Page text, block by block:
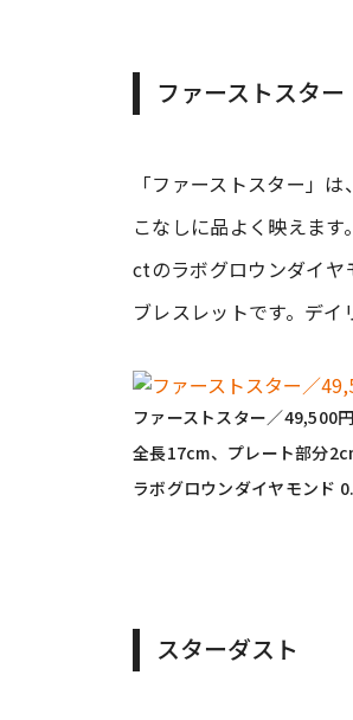
ファーストスター
「ファーストスター」
こなしに品よく映えま
ctのラボグロウンダイヤ
ブレスレットです。デイ
ファーストスター／49,500円
全長17cm、プレート部分
ラボグロウンダイヤモンド
スターダスト